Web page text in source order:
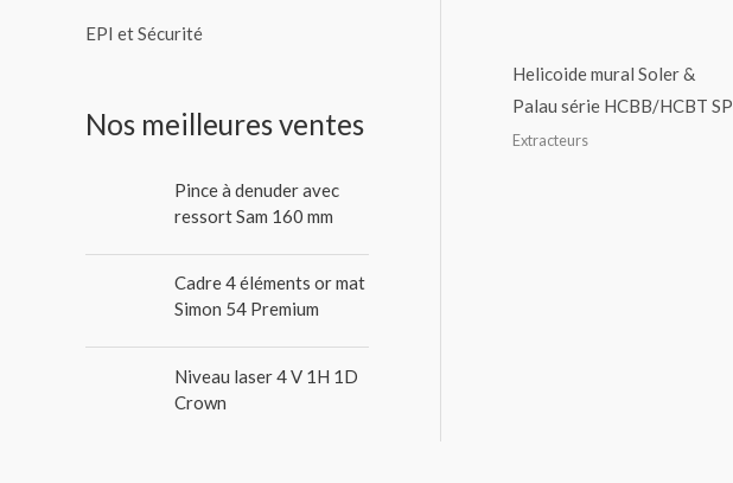
EPI et Sécurité
Nos meilleures ventes
Pince à denuder avec
ressort Sam 160 mm
Cadre 4 éléments or mat
Simon 54 Premium
Niveau laser 4 V 1H 1D
Crown
Helicoide mural Soler &
Palau série HCBB/HCBT SP
Extracteurs